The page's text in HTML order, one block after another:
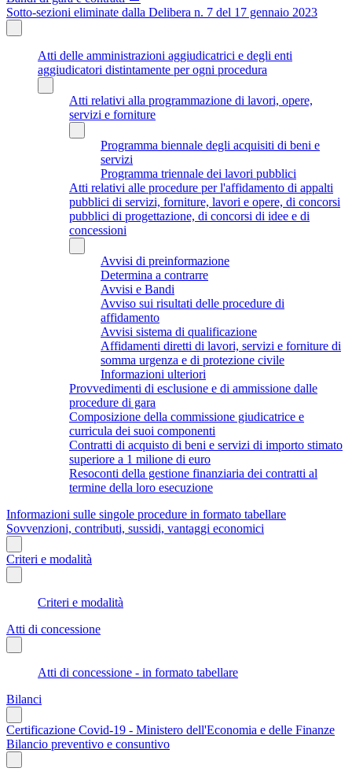
Sotto-sezioni eliminate dalla Delibera n. 7 del 17 gennaio 2023
Atti delle amministrazioni aggiudicatrici e degli enti
aggiudicatori distintamente per ogni procedura
Atti relativi alla programmazione di lavori, opere,
servizi e forniture
Programma biennale degli acquisiti di beni e
servizi
Programma triennale dei lavori pubblici
Atti relativi alle procedure per l'affidamento di appalti
pubblici di servizi, forniture, lavori e opere, di concorsi
pubblici di progettazione, di concorsi di idee e di
concessioni
Avvisi di preinformazione
Determina a contrarre
Avvisi e Bandi
Avviso sui risultati delle procedure di
affidamento
Avvisi sistema di qualificazione
Affidamenti diretti di lavori, servizi e forniture di
somma urgenza e di protezione civile
Informazioni ulteriori
Provvedimenti di esclusione e di ammissione dalle
procedure di gara
Composizione della commissione giudicatrice e
curricula dei suoi componenti
Contratti di acquisto di beni e servizi di importo stimato
superiore a 1 milione di euro
Resoconti della gestione finanziaria dei contratti al
termine della loro esecuzione
Informazioni sulle singole procedure in formato tabellare
Sovvenzioni, contributi, sussidi, vantaggi economici
Criteri e modalità
Criteri e modalità
Atti di concessione
Atti di concessione - in formato tabellare
Bilanci
Certificazione Covid-19 - Ministero dell'Economia e delle Finanze
Bilancio preventivo e consuntivo